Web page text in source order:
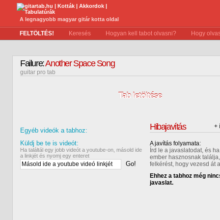
A legnagyobb magyar gitár kotta oldal
FELTÖLTÉS! Keresés Hogyan kell tabot olvasni? Hogy
Failure:Another Space Song
guitar pro tab
Tab letöltése
+
Hibajavítás
A javítás folyamata:
Írd le a javaslatodat, és
ember hasznosnak
felkérést, hogy vezesd át
Ehhez a tabhoz még
javaslat.
Egyéb videók a tabhoz:
Küldj be te is videót:
Ha találtál egy jobb videót a youtube-on, másold ide
a linkjét és nyomj egy enteret
Go!